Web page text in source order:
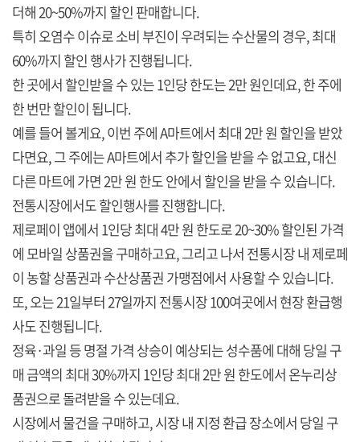
더해 20~50%까지 할인 판매합니다.
특히 오염수 이슈로 소비 부진이 우려되는 수산물의 경우, 최대
60%까지 할인 행사가 진행됩니다.
한 곳에서 할인받을 수 있는 1인당 한도는 2만 원인데요, 한 주에
한 번만 할인이 됩니다.
예를 들어 볼게요, 이번 주에 A마트에서 최대 2만 원 할인을 받았
다면요, 그 주에는 A마트에서 추가 할인을 받을 수 없고요, 대신
다른 마트에 가면 2만 원 한도 안에서 할인을 받을 수 있습니다.
전통시장에서도 할인행사를 진행합니다.
제로페이 앱에서 1인당 최대 4만 원 한도로 20~30% 할인된 가격
에 모바일 상품권을 구매하고요, 그리고 나서 전통시장 내 제로페
이 농할 상품권과 수산상품권 가맹점에서 사용할 수 있습니다.
또, 오는 21일부터 27일까지 전통시장 100여곳에서 현장 환급행
사도 진행됩니다.
정육·과일 등 명절 가격 상승이 예상되는 성수품에 대해 당일 구
매 금액의 최대 30%까지 1인당 최대 2만 원 한도에서 온누리상
품권으로 돌려받을 수 있는데요.
시장에서 물건을 구매하고, 시장 내 지정 환급 장소에서 당일 구